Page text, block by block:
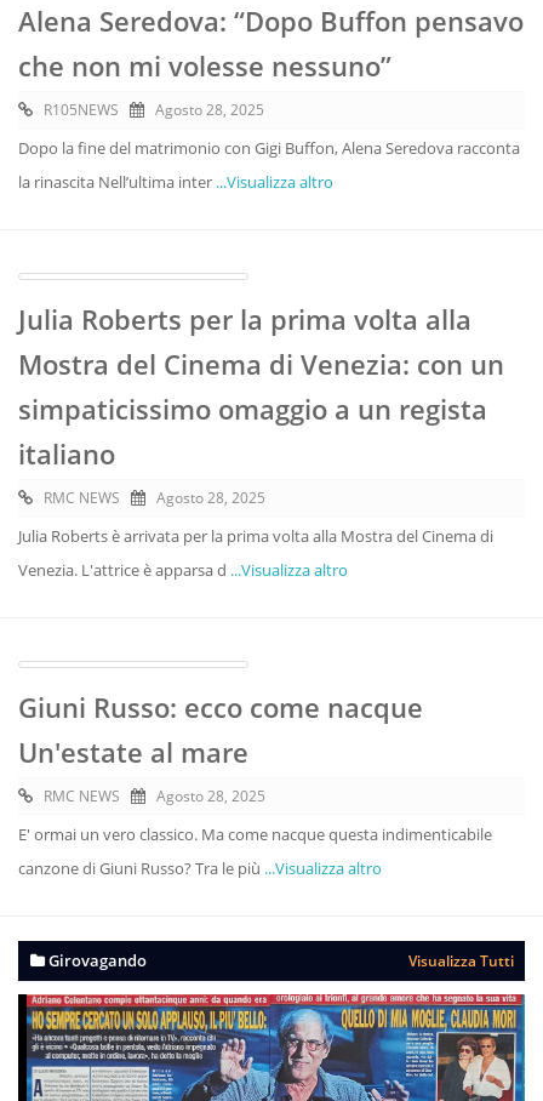
Alena Seredova: “Dopo Buffon pensavo
che non mi volesse nessuno”
R105NEWS Agosto 28, 2025
Dopo la fine del matrimonio con Gigi Buffon, Alena Seredova racconta
la rinascita Nell’ultima inter ...Visualizza altro
Julia Roberts per la prima volta alla
Mostra del Cinema di Venezia: con un
simpaticissimo omaggio a un regista
italiano
RMC NEWS Agosto 28, 2025
Julia Roberts è arrivata per la prima volta alla Mostra del Cinema di
Venezia. L'attrice è apparsa d ...Visualizza altro
Giuni Russo: ecco come nacque
Un'estate al mare
RMC NEWS Agosto 28, 2025
E' ormai un vero classico. Ma come nacque questa indimenticabile
canzone di Giuni Russo? Tra le più ...Visualizza altro
Girovagando Visualizza Tutti